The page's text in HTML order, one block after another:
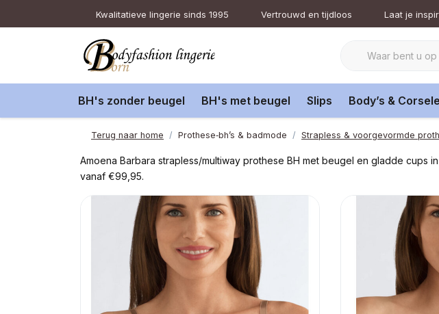
Kwalitatieve lingerie sinds 1995 Vertrouwd en tijdloos Laat je
BH's zonder beugel BH's met beugel Slips Body’s &
Terug naar home Prothese‑bh’s & badmode Strapless & voorgevormde
Amoena Barbara strapless/multiway prothese BH met beugel en gladde
vanaf €99,95.